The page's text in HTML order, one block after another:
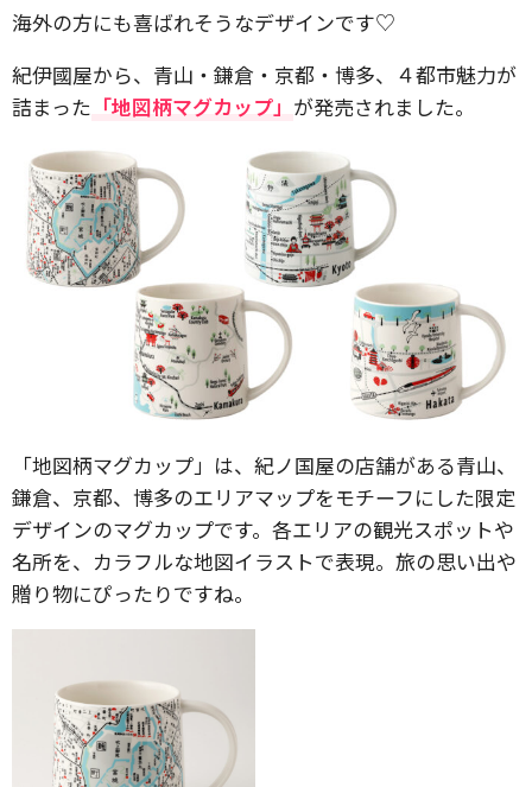
海外の方にも喜ばれそうなデザインです♡
紀伊國屋から、青山・鎌倉・京都・博多、４都市魅力が
詰まった 「地図柄マグカップ」 が発売されました。
「地図柄マグカップ」は、紀ノ国屋の店舗がある青山、
鎌倉、京都、博多のエリアマップをモチーフにした限定
デザインのマグカップです。各エリアの観光スポットや
名所を、カラフルな地図イラストで表現。旅の思い出や
贈り物にぴったりですね。